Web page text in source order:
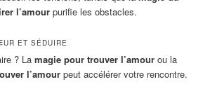
l’amourpurifie les obstacles.
ET SÉDUIRE
? Lamagie pour trouver l’amour ou la
l’amour peut accélérer votre rencontre.